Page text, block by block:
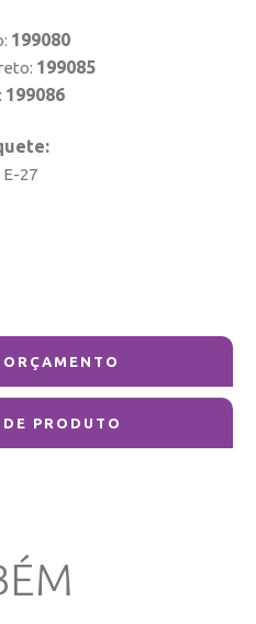
199080
199085
199086
E-27
PRODUTO